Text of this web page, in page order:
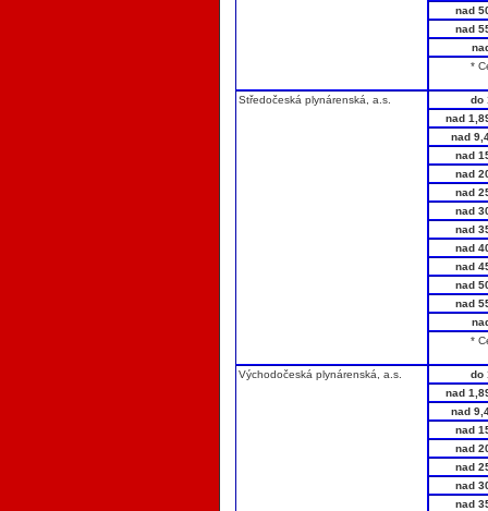
nad
nad
*
Středočeská plynárenská, a.s.
do
nad
nad
nad
nad
nad
nad
nad
nad
nad
nad
nad
*
Východočeská plynárenská, a.s.
do
nad
nad
nad
nad
nad
nad
nad